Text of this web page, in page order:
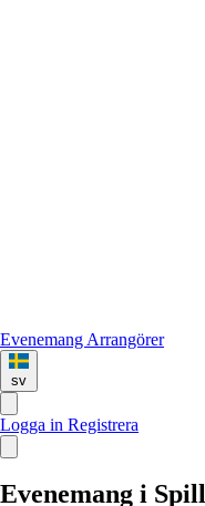
Evenemang Arrangörer
sv
Logga in Registrera
Evenemang i